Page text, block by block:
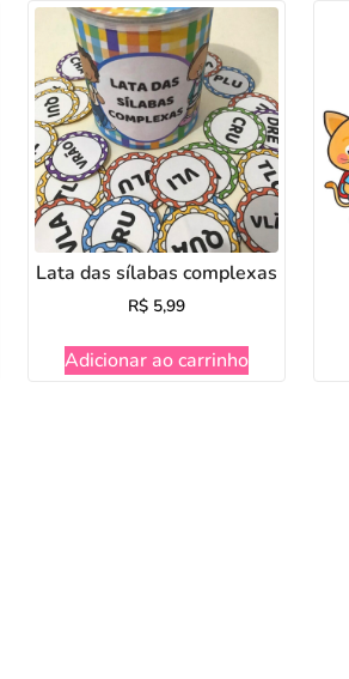
Lata das sílabas complexas
R$5,99
Adicionar ao carrinho